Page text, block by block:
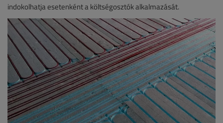
indokolhatja esetenként a költségosztók alkalmazását.